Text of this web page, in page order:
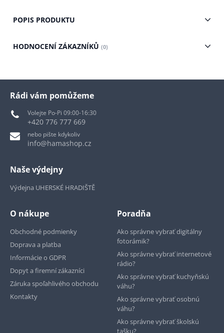
POPIS PRODUKTU
HODNOCENÍ ZÁKAZNÍKŮ (0)
Rádi vám pomůžeme
Volejte Po-Pi 09:00-16:30
+420 776 777 669
nebo pište kdykoliv
info@hamashop.cz
Naše výdejny
Výdejna UHERSKÉ HRADIŠTĚ
O nákupe
Obchodné podmienky
Doprava a platba
Informácie o GDPR
Dopyt a firemní zákazníci
Záruka spoľahlivého obchodu
Kontakty
Poradňa
Ako správne vybrať digitálny
fotorámik?
Ako správne vybrať internetové
rádio?
Ako správne vybrať kuchyňskú
váhu?
Ako správne vybrať osobnú
váhu?
Ako správne vybrať školskú
tašku?